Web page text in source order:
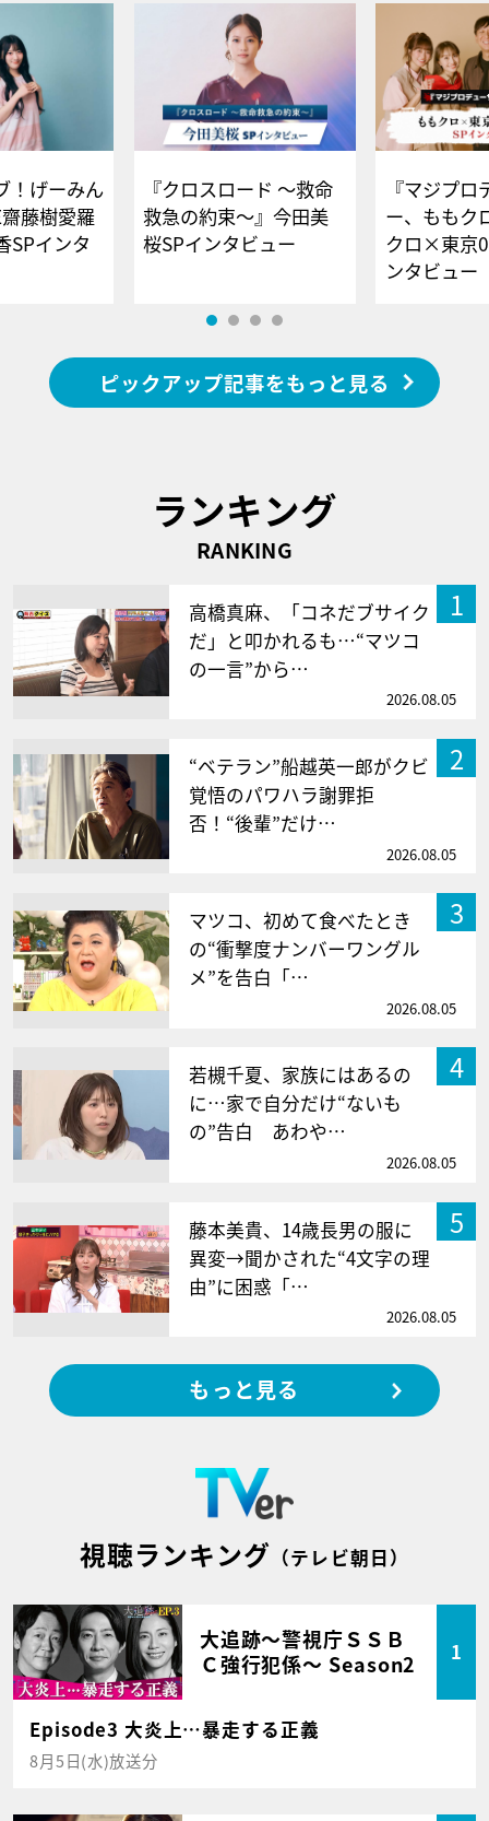
！げーみん
藤樹愛羅
SPインタ
『クロスロード ～救命
救急の約束～』今田美
桜SPインタビュー
『マジプロ
ー、ももク
クロ×東京
ンタビュー
ピックアップ記事をもっと見る
ランキング
RANKING
1
高橋真麻、「コネだブサイク
だ」と叩かれるも…“マツコ
の一言”から…
2026.08.05
2
“ベテラン”船越英一郎がクビ
覚悟のパワハラ謝罪拒
否！“後輩”だけ…
2026.08.05
3
マツコ、初めて食べたとき
の“衝撃度ナンバーワングル
メ”を告白「…
2026.08.05
4
若槻千夏、家族にはあるの
に…家で自分だけ“ないも
の”告白 あわや…
2026.08.05
5
藤本美貴、14歳長男の服に
異変→聞かされた“4文字の理
由”に困惑「…
2026.08.05
もっと見る
視聴ランキング （テレビ朝日）
大追跡～警視庁ＳＳＢ
Ｃ強行犯係～ Season2
1
Episode3 大炎上…暴走する正義
8月5日(水)放送分